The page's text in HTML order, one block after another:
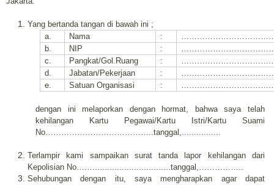
Yang bertanda tangan di bawah ini ;
a.
Nama :
b.
NIP :
c.
Pangkat/Gol.Ruang :
d.
Jabatan/Pekerjaan :
e.
Satuan Organisasi :
dengan ini melaporkan dengan hormat, bahwa saya telah
kehilangan Kartu Pegawai/Kartu Istri/Kartu Suami
No…………………………………..tanggal,................
Terlampir kami sampaikan surat tanda lapor kehilangan dari
Kepolisian No……................................tanggal,……………..
Sehubungan dengan itu, saya mengharapkan agar dapat